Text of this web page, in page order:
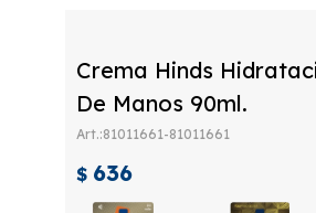
Crema Hinds
De Manos 90ml.
81011661-81011661
$ 636